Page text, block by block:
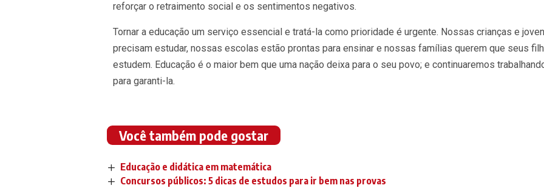
reforçar o retraimento social e os sentimentos negativos.
Tornar a educação um serviço essencial e tratá-la como prioridade é urgente. Nossas crianças e
precisam estudar, nossas escolas estão prontas para ensinar e nossas famílias querem que seus
estudem. Educação é o maior bem que uma nação deixa para o seu povo; e continuaremos
para garanti-la.
Você também pode gostar
Educação e didática em matemática
Concursos públicos: 5 dicas de estudos para ir bem nas provas